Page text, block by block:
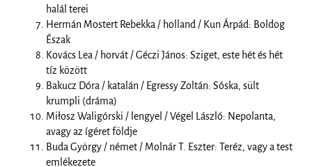
halál terei
Hermán Mostert Rebekka / holland / Kun Árpád: Boldog
Észak
Kovács Lea / horvát / Géczi János: Sziget, este hét és hét
tíz között
Bakucz Dóra / katalán / Egressy Zoltán: Sóska, sült
krumpli (dráma)
Miłosz Waligórski / lengyel / Végel László: Nepolanta,
avagy az ígéret földje
Buda György / német / Molnár T. Eszter: Teréz, vagy a test
emlékezete